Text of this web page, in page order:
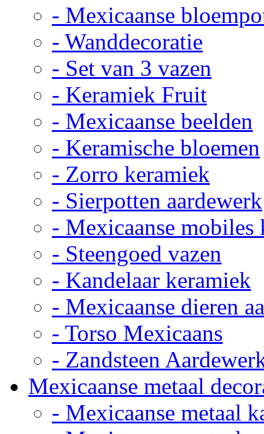
- Mexicaanse
- Wanddecoratie
- Set van 3 vazen
- Keramiek Fruit
- Mexicaanse beelden
- Keramische bloemen
- Zorro keramiek
- Sierpotten aardewerk
- Mexicaanse mobiles
- Steengoed vazen
- Kandelaar keramiek
- Mexicaanse dieren
- Torso Mexicaans
- Zandsteen
Mexicaanse metaal
- Mexicaanse metaal